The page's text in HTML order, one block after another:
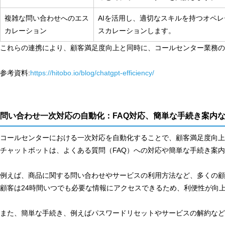
複雑な問い合わせへのエス
カレーション
AIを活用し、適切なスキルを持つオペ
スカレーションします。
これらの連携により、顧客満足度向上と同時に、コールセンター業務
参考資料:https://hitobo.io/blog/chatgpt-efficiency/
問い合わせ一次対応の自動化：FAQ対応、簡単な手続き案内
コールセンターにおける一次対応を自動化することで、顧客満足度向
チャットボットは、よくある質問（FAQ）への対応や簡単な手続き案
例えば、商品に関する問い合わせやサービスの利用方法など、多くの
顧客は24時間いつでも必要な情報にアクセスできるため、利便性が向
また、簡単な手続き、例えばパスワードリセットやサービスの解約な